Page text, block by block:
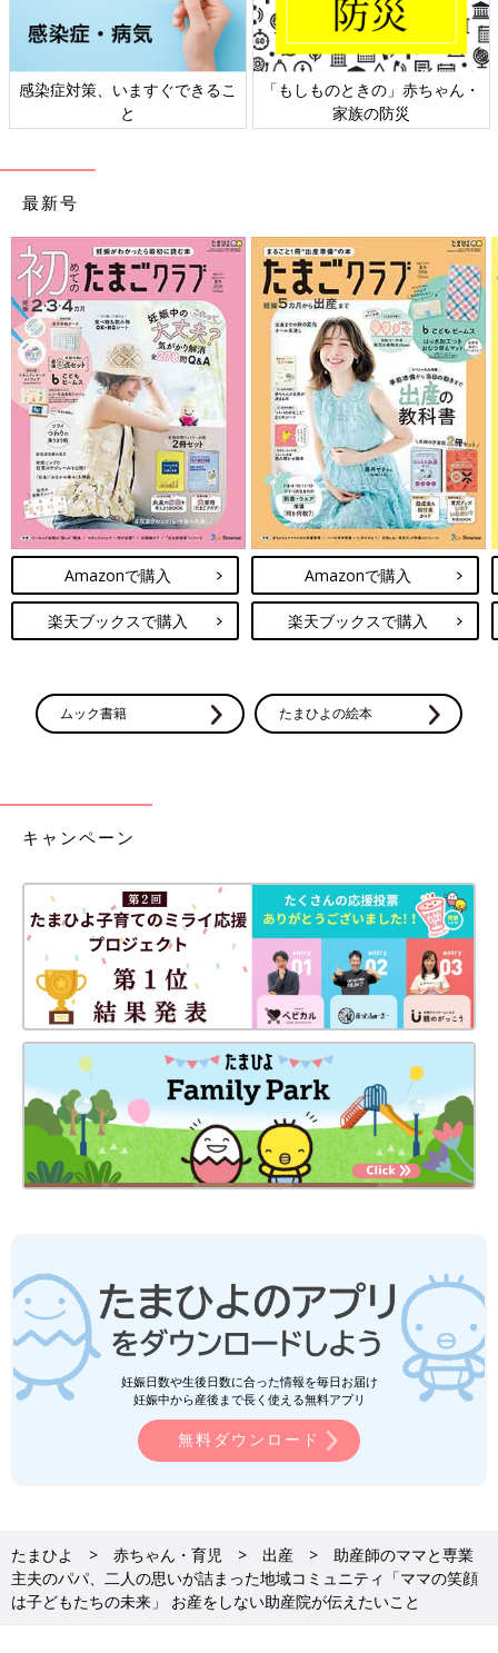
感染症対策、いますぐできるこ
と
「もしものときの」赤ちゃん・
家族の防災
最新号
Amazonで購入
楽天ブックスで購入
Amazonで購入
楽天ブックスで購入
ムック書籍 たまひよの絵本
キャンペーン
妊娠日数や生後日数に合った情報を毎日お届け
妊娠中から産後まで長く使える無料アプリ
無料ダウンロード
たまひよ 赤ちゃん・育児 出産
助産師のママと専業
主夫のパパ、二人の思いが詰まった地域コミュニティ「ママの笑顔
は子どもたちの未来」 お産をしない助産院が伝えたいこと